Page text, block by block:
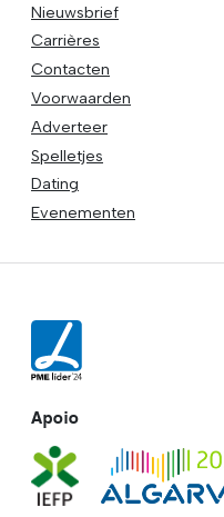
Nieuwsbrief
Carrières
Contacten
Voorwaarden
Adverteer
Spelletjes
Dating
Evenementen
Apoio